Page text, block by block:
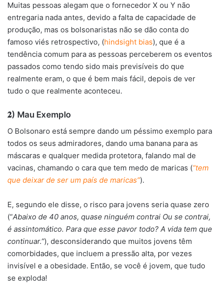
Muitas pessoas alegam que o fornecedor X ou Y não
entregaria nada antes, devido a falta de capacidade de
produção, mas os bolsonaristas não se dão conta do
famoso viés retrospectivo, (hindsight bias), que é a
tendência comum para as pessoas perceberem os eventos
passados como tendo sido mais previsíveis do que
realmente eram, o que é bem mais fácil, depois de ver
tudo o que realmente aconteceu.
𝟐) Mau Exemplo
O Bolsonaro está sempre dando um péssimo exemplo para
todos os seus admiradores, dando uma banana para as
máscaras e qualquer medida protetora, falando mal de
vacinas, chamando o cara que tem medo de maricas (“tem
que deixar de ser um país de maricas”).
E, segundo ele disse, o risco para jovens seria quase zero
(“Abaixo de 40 anos, quase ninguém contrai Ou se contrai,
é assintomático. Para que esse pavor todo? A vida tem que
continuar.”), desconsiderando que muitos jovens têm
comorbidades, que incluem a pressão alta, por vezes
invisível e a obesidade. Então, se você é jovem, que tudo
se exploda!